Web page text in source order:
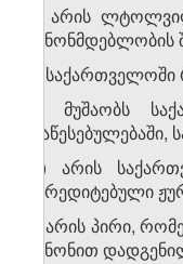
ა) არის
კანონმდებლობის
ბ)
გ) მუშაობს
დ) არის
აკრედიტებული
ე) არის პირი,
კანონით